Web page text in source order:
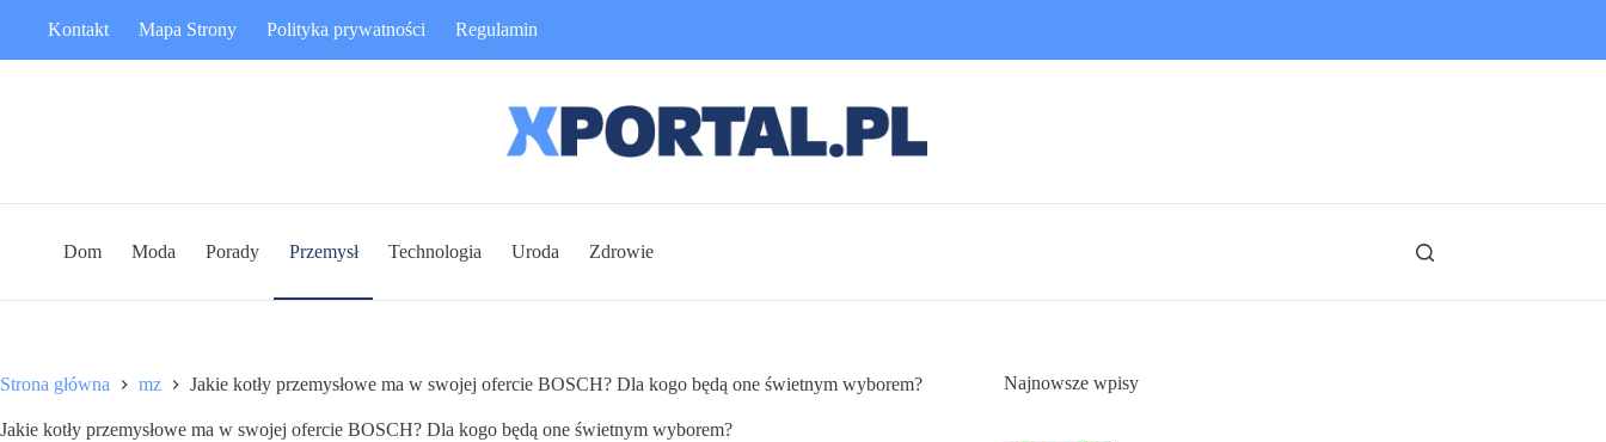
Kontakt Mapa Strony Polityka prywatności Regulamin
Dom Moda Porady Przemysł Technologia Uroda Zdrowie
Strona główna mz Jakie kotły przemysłowe ma w swojej ofercie BOSCH? Dla kogo będą one świetnym wyborem?
Jakie kotły przemysłowe ma w swojej ofercie BOSCH? Dla kogo będą one świetnym wyborem?
Najnowsze wpisy